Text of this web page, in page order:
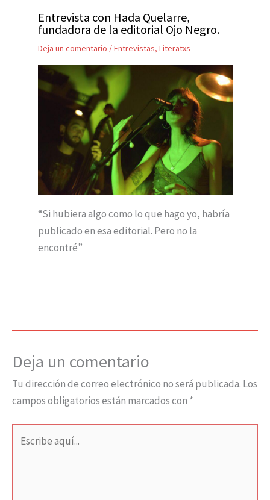
Entrevista con Hada Quelarre,
fundadora de la editorial Ojo Negro.
Deja un comentario /Entrevistas, Literatxs
“Si hubiera algo como lo que hago yo, habría
publicado en esa editorial. Pero no la
encontré”
Deja un comentario
Tu dirección de correo electrónico no será publicada. Los
campos obligatorios están marcados con *
aquí...